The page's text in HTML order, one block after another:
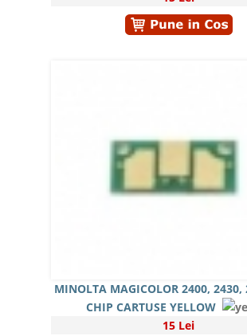
MINOLTA MAGICOLOR 2400, 2430,
CHIP CARTUSE YELLOW
15 Lei